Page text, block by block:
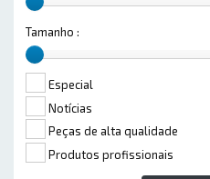
Tamanho :
Especial
Notícias
Peças de alta qualidade
Produtos profissionais